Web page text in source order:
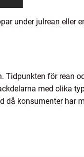
under julrean eller
Tidpunkten för rean
med olika
då konsumenter har